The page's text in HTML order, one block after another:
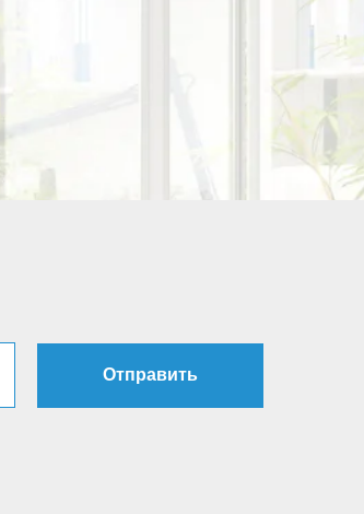
Отправить